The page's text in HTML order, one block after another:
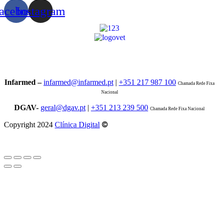
Instagram
Infarmed –infarmed@infarmed.pt | +351 217 987 100 Chamada Rede Fixa
Nacional
DGAV- geral@dgav.pt | +351 213 239 500 Chamada Rede Fixa Nacional
Copyright 2024 Clínica Digital ©